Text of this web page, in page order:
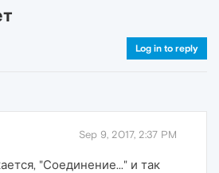
Log in to reply
Sep 9, 2017, 2:37 PM
"Соединение..." и так